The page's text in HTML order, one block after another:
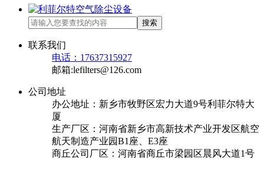
搜索
联系我们
电话：17637315927
邮箱:lefilters@126.com
公司地址
办公地址：新乡市牧野区宏力大道9号利菲尔特大
厦
生产厂区：河南省新乡市高新技术产业开发区航空
航天制造产业园B1座、E3座
商丘公司厂区：河南省商丘市梁园区晨风大道1号